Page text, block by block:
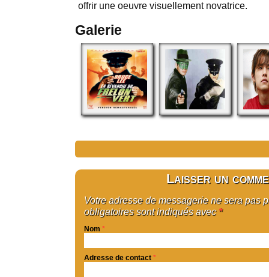
offrir une oeuvre visuellement novatrice.
Galerie
Laisser un
Votre adresse de messagerie ne sera pas
obligatoires sont indiqués avec *
Nom *
Adresse de contact *